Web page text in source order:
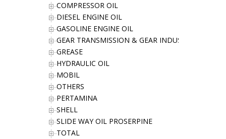
COMPRESSOR OIL
DIESEL ENGINE OIL
GASOLINE ENGINE OIL
GEAR TRANSMISSION & GEAR INDUSTRIES OIL
GREASE
HYDRAULIC OIL
MOBIL
OTHERS
PERTAMINA
SHELL
SLIDE WAY OIL PROSERPINE
TOTAL